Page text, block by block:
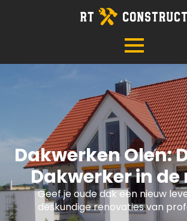
Dakwerken Olen:
Dakwerker in de
Geef je oude dak een nieuw
deskundige renovaties van